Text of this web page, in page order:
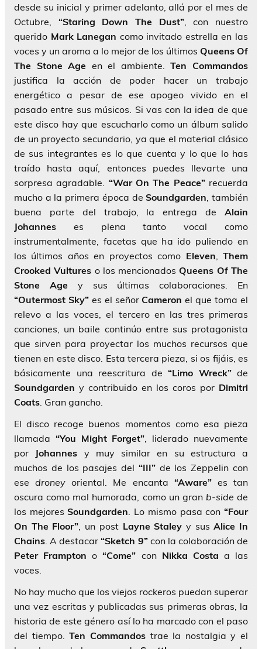
desde su inicial y primer adelanto, allá por el mes de
Octubre, “Staring Down The Dust”, con nuestro
querido Mark Lanegan como invitado estrella en las
voces y un aroma a lo mejor de los últimos Queens Of
The Stone Age en el ambiente.Ten Commandos
justifica la acción de poder hacer un trabajo
energético a pesar de ese apogeo vivido en el
pasado entre sus músicos. Si vas con la idea de que
este disco hay que escucharlo como un álbum salido
de un proyecto secundario, ya que el material clásico
de sus integrantes es lo que cuenta y lo que lo has
traído hasta aquí, entonces puedes llevarte una
sorpresa agradable. “War On The Peace”recuerda
mucho a la primera época deSoundgarden, también
buena parte del trabajo, la entrega de Alain
Johannes es plena tanto vocal como
instrumentalmente, facetas que ha ido puliendo en
los últimos años en proyectos como Eleven,Them
Crooked Vultures o los mencionadosQueens Of The
Stone Age y sus últimas colaboraciones. En
“Outermost Sky”es el señorCameron el que toma el
relevo a las voces, el tercero en las tres primeras
canciones, un baile continúo entre sus protagonista
que sirven para proyectar los muchos recursos que
tienen en este disco. Esta tercera pieza, si os fijáis, es
básicamente una reescritura de “Limo Wreck”de
Soundgarden y contribuido en los coros por Dimitri
Coats. Gran gancho.
El disco recoge buenos momentos como esa pieza
llamada “You Might Forget”, liderado nuevamente
por Johannes y muy similar en su estructura a
muchos de los pasajes del “III” de los Zeppelin con
esedroney oriental. Me encanta “Aware”es tan
oscura como mal humorada, como un gran b-side de
los mejoresSoundgarden. Lo mismo pasa con“Four
On The Floor”, un post Layne Staley y susAlice In
Chains. A destacar“Sketch 9”con la colaboración de
Peter Frampton o“Come” con Nikka Costa a las
voces.
No hay mucho que los viejos rockeros puedan superar
una vez escritas y publicadas sus primeras obras, la
historia de este género así lo ha marcado con el paso
del tiempo.Ten Commandos trae la nostalgia y el